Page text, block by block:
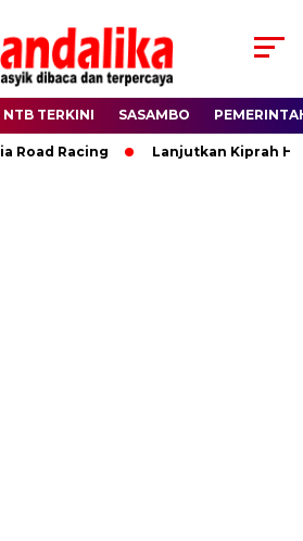
NTB TERKINI SASAMBO
Racing Lanjutkan Kiprah HBK,